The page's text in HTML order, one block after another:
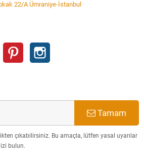
22/A Ümraniye-İstanbul
YouTube Pinterest
Tamam
çıkabilirsiniz. Bu amaçla, lütfen yasal uyarılar
bulun.